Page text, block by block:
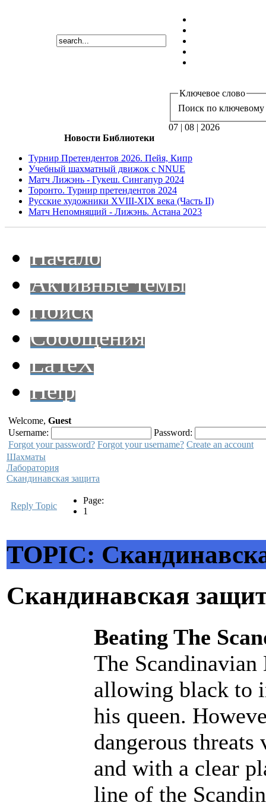
Ключевое слово
Поиск по ключевому
07 | 08 | 2026
Новости Библиотеки
Турнир Претендентов 2026. Пейя, Кипр
Учебный шахматный движок с NNUE
Матч Лижэнь - Гукеш. Сингапур 2024
Торонто. Турнир претендентов 2024
Русские художники XVIII-XIX века (Часть II)
Матч Непомнящий - Лижэнь. Астана 2023
Начало
Активные темы
Поиск
Сообщения
LaTeX
Help
Welcome, Guest
Username:
Password:
Forgot your password? Forgot your username? Create an account
Шахматы
Лаборатория
Скандинавская защита
Reply Topic
Page:
1
TOPIC:
Скандинавская
Beating The
The Scandinavian
allowing black to
his queen.
dangerous
and with a clear
line of the